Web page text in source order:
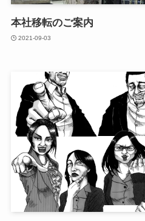
本社移転のご案内
2021-09-03